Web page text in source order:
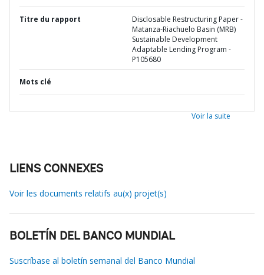
Titre du rapport
Disclosable Restructuring Paper -
Matanza-Riachuelo Basin (MRB)
Sustainable Development
Adaptable Lending Program -
P105680
Mots clé
Voir la suite
LIENS CONNEXES
Voir les documents relatifs au(x) projet(s)
BOLETÍN DEL BANCO MUNDIAL
Suscríbase al boletín semanal del Banco Mundial